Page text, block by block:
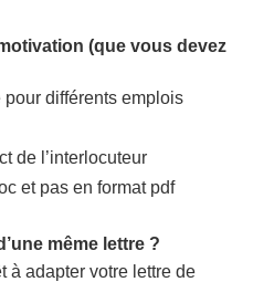
(que vous devez
pour différents emplois
de l’interlocuteur
et pas en format pdf
même lettre ?
à adapter votre lettre de